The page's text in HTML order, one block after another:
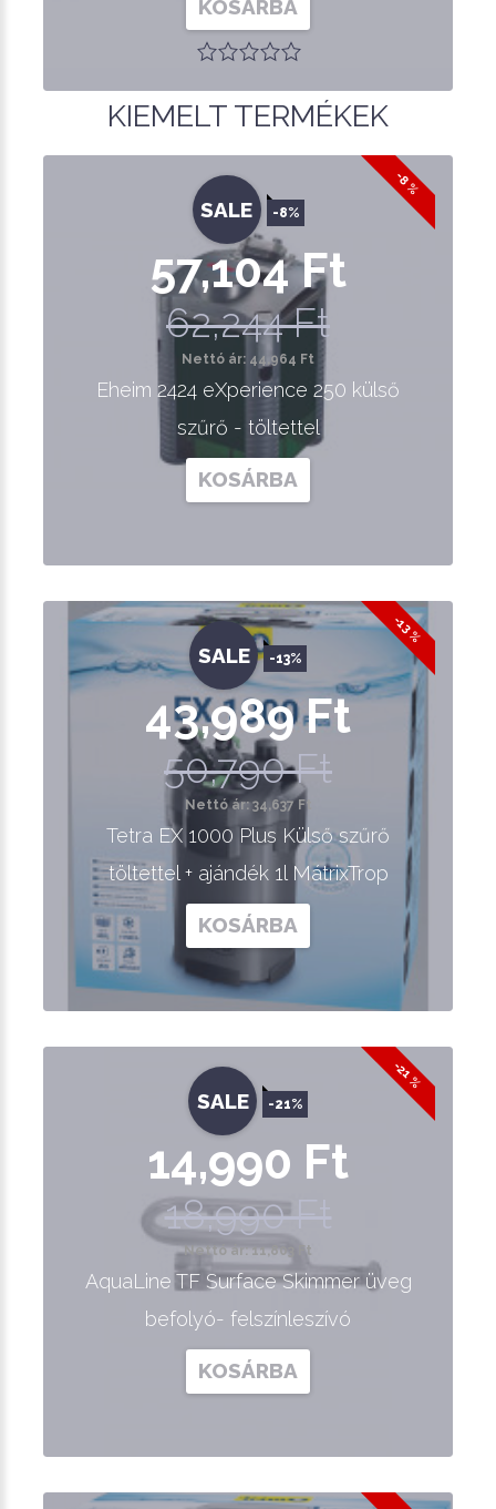
KOSÁRBA
KIEMELT TERMÉKEK
-8 %
SALE -8%
57,104 Ft
62,244 Ft
Nettó ár: 44,964 Ft
Eheim 2424 eXperience 250 külső
szűrő - töltettel
KOSÁRBA
-13 %
SALE -13%
43,989 Ft
50,790 Ft
Nettó ár: 34,637 Ft
Tetra EX 1000 Plus Külső szűrő
töltettel + ajándék 1l MátrixTrop
KOSÁRBA
-21 %
SALE -21%
14,990 Ft
18,990 Ft
Nettó ár: 11,803 Ft
AquaLine TF Surface Skimmer üveg
befolyó- felszínleszívó
KOSÁRBA